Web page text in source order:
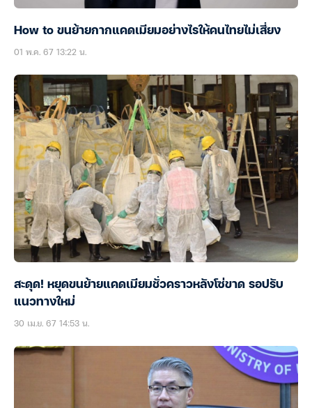
How to ขนย้ายกากแคดเมียมอย่างไรให้คนไทยไม่เสี่ยง
01 พ.ค. 67 13:22 น.
สะดุด! หยุดขนย้ายแคดเมียมชั่วคราวหลังโซ่ขาด รอปรับ
แนวทางใหม่
30 เม.ย. 67 14:53 น.